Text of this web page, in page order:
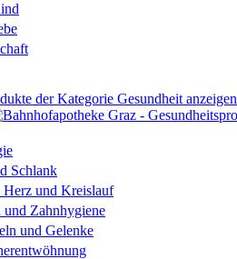
der Kategorie Gesundheit anzeigen
Schlank
und Kreislauf
und Zahnhygiene
und Gelenke